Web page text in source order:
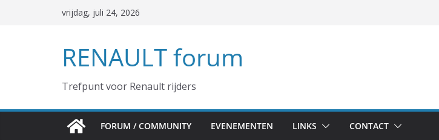
vrijdag, juli 24, 2026
RENAULT forum
Trefpunt voor Renault rijders
FORUM / COMMUNITY EVENEMENTEN LINKS CONTACT